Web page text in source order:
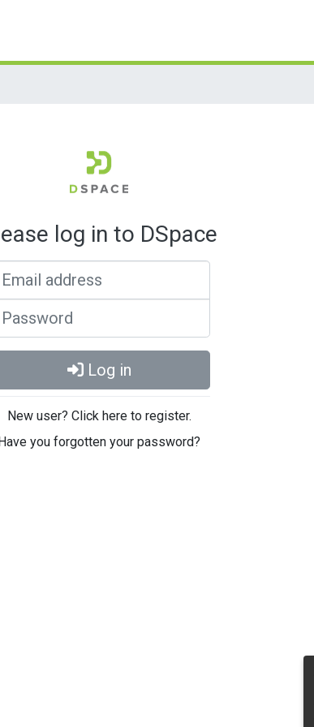
log in to DSpace
Log in
New user? Click here to register.
you forgotten your password?